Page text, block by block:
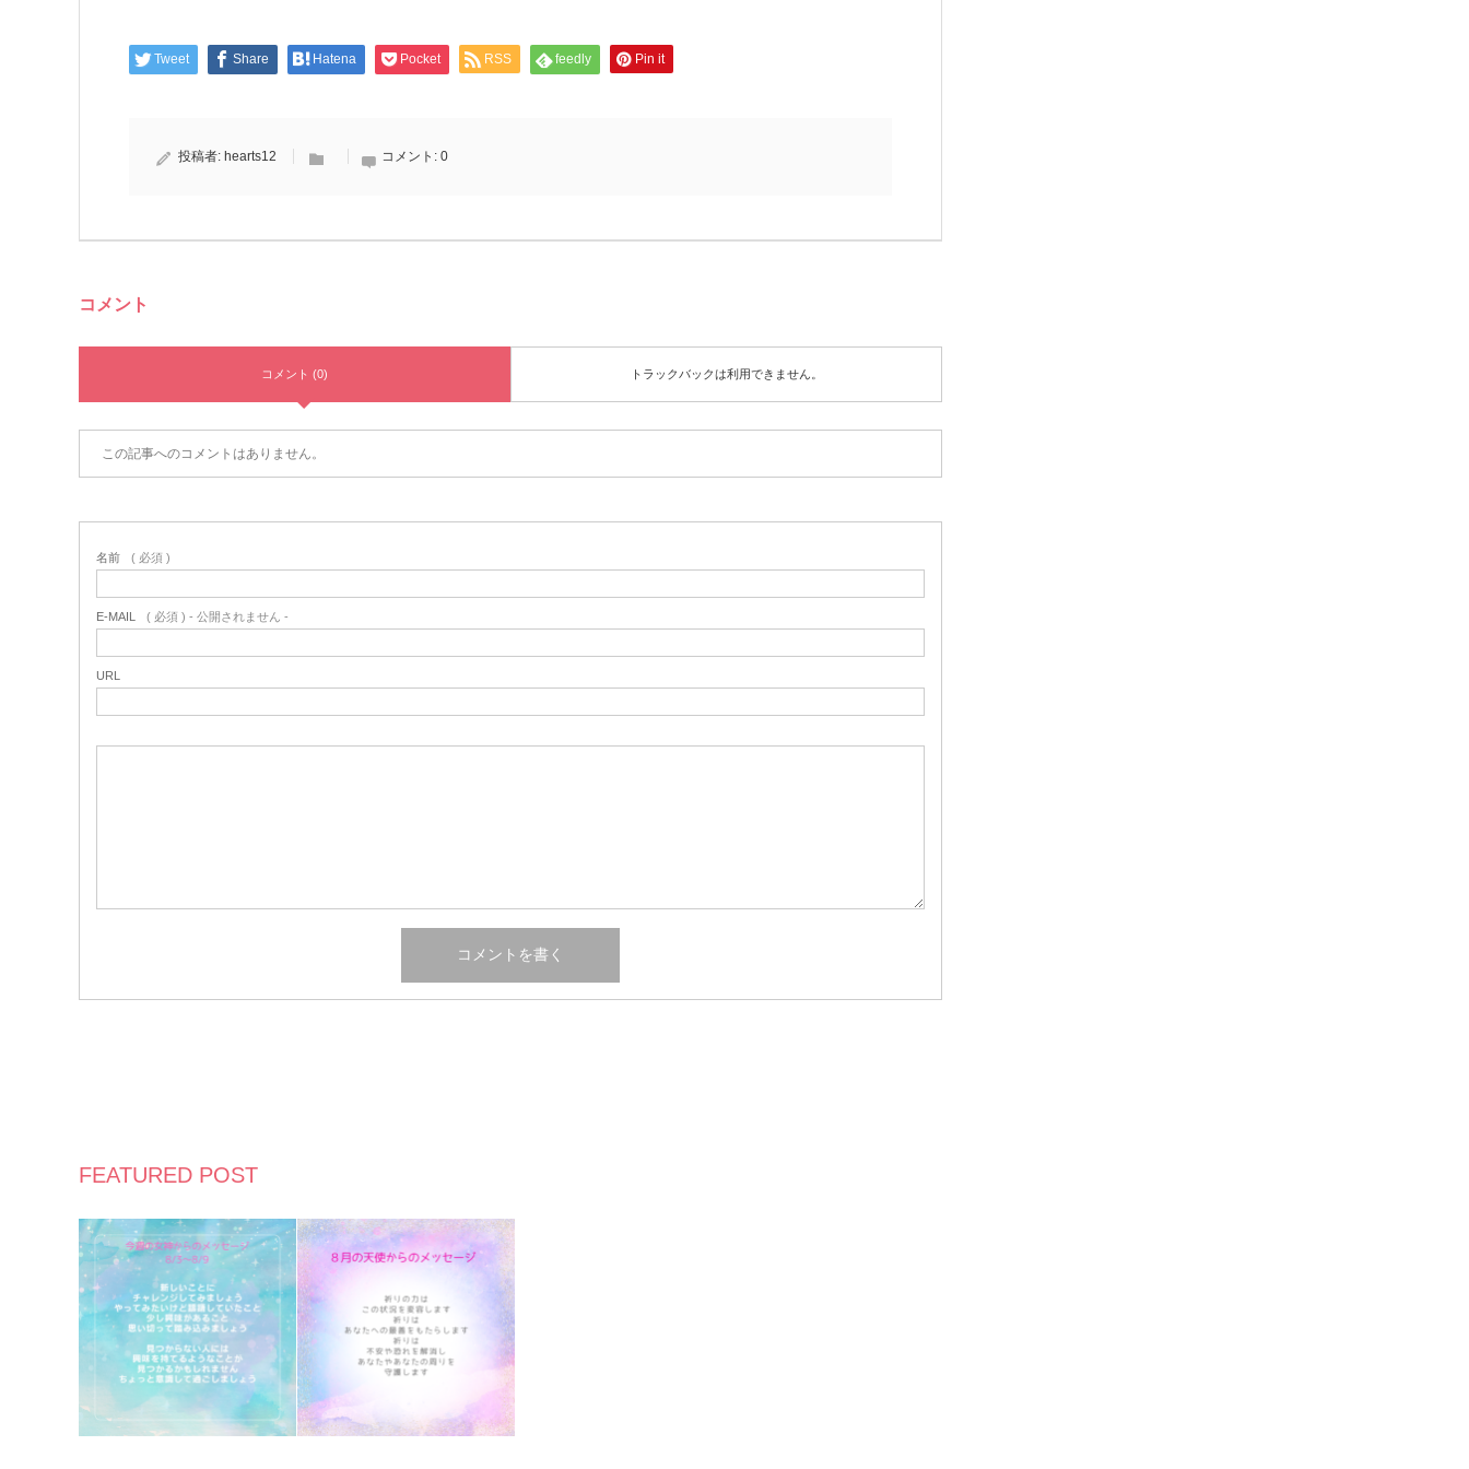
Tweet Share Hatena Pocket RSS feedly Pin it
投稿者: hearts12 コメント: 0
コメント
コメント (0) トラックバックは利用できません。
この記事へのコメントはありません。
名前 ( 必須 )
E-MAIL ( 必須 ) - 公開されません -
URL
FEATURED POST